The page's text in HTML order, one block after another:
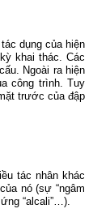
dụng của hiện
khai thác. Các
Ngoài ra hiện
công trình. Tuy
trước của đập
tác nhân khác
nó (sự “ngâm
“alcali”…).